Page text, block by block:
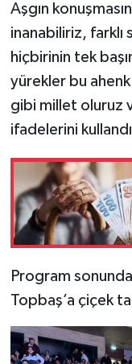
Aşgın
inanabiliriz, farklı
hiçbirinin tek
yürekler bu
gibi millet oluruz
ifadelerini
Program
Topbaş’a çiçek